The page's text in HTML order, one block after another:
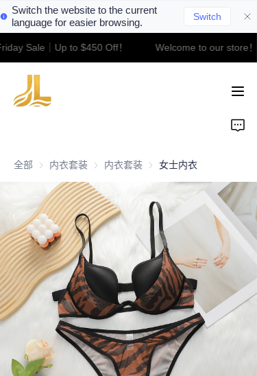
Switch the website to the current
language for easier browsing.
Switch
Sale｜Up to $450 Off！
Welcome to our store
Welcome to our
全部 内衣套装 内衣套装
内衣套装 内衣套装
女士内衣
Home
Product
News